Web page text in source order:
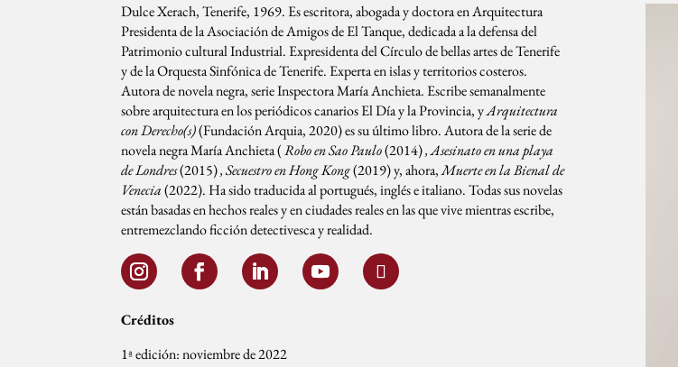
Dulce Xerach, Tenerife, 1969. Es escritora, abogada y doctora en Arquitectura
Presidenta de la Asociación de Amigos de El Tanque, dedicada a la defensa del
Patrimonio cultural Industrial. Expresidenta del Círculo de bellas artes de Tenerife
y de la Orquesta Sinfónica de Tenerife. Experta en islas y territorios costeros.
Autora de novela negra, serie Inspectora María Anchieta. Escribe semanalmente
sobre arquitectura en los periódicos canarios El Día y la Provincia, yArquitectura
con Derecho(s)(Fundación Arquia, 2020) es su último libro. Autora de la serie de
novela negra María Anchieta ( Robo en Sao Paulo(2014), Asesinato en una playa
de Londres(2015), Secuestro en Hong Kong(2019) y, ahora,Muerte en la Bienal de
Venecia (2022). Ha sido traducida al portugués, inglés e italiano. Todas sus novelas
están basadas en hechos reales y en ciudades reales en las que vive mientras escribe,
entremezclando ficción detectivesca y realidad.
Créditos
1ª edición: noviembre de 2022